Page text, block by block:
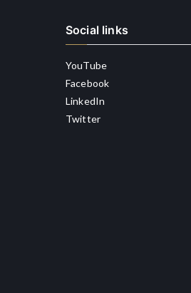
Social links
YouTube
Facebook
LinkedIn
Twitter